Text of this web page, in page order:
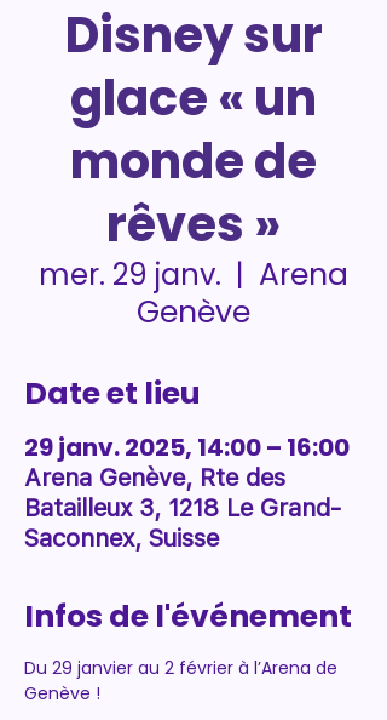
Disney sur
glace « un
monde de
rêves »
mer. 29 janv.
  |
Arena
Genève
Date et lieu
29 janv. 2025, 14:00 – 16:00
Arena Genève, Rte des
Batailleux 3, 1218 Le Grand-
Saconnex, Suisse
Infos de l'événement
Du 29 janvier au 2 février à l’Arena de
Genève !